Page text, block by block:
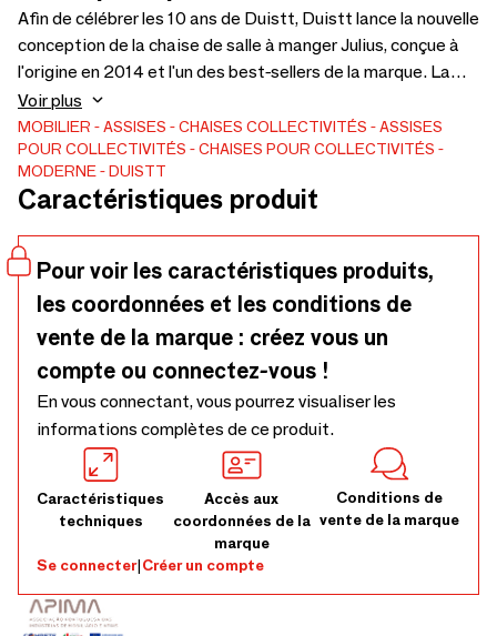
Afin de célébrer les 10 ans de Duistt, Duistt lance la nouvelle
conception de la chaise de salle à manger Julius, conçue à
l'origine en 2014 et l'un des best-sellers de la marque. La
chaise Julius 10y est fabriquée dans une nouvelle structure
conceptuelle en bois Mutenye qui continue d'explorer
l'utilisation de lignes épurées et silhouette distincte de la
collection Julius. La forme, le contraste et l'attrait visuel
rendent cette pièce de design faite à la main agréable et
raffinée. Tailles et matériaux personnalisés disponibles.
Fabriqué à la main au Portugal. Délai de production – 8 à 10
sem
Voir plus
MOBILIER ASSISES CHAISES COLLECTIVITÉS
ASSISES
POUR COLLECTIVITÉS
CHAISES POUR COLLECTIVITÉS
MODERNE
DUISTT
Caractéristiques produit
Pour voir les caractéristiques produits,
les coordonnées et les conditions de
vente de la marque : créez vous un
compte ou connectez-vous !
En vous connectant, vous pourrez visualiser les
informations complètes de ce produit.
Caractéristiques
techniques
Accès aux
coordonnées de la
marque
Conditions de
vente de la marque
Se connecter|Créer un compte